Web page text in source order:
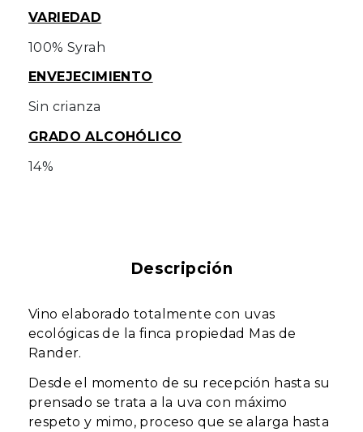
VARIEDAD
100% Syrah
ENVEJECIMIENTO
Sin crianza
GRADO ALCOHÓLICO
14%
Descripción
Vino elaborado totalmente con uvas
ecológicas de la finca propiedad Mas de
Rander.
Desde el momento de su recepción hasta su
prensado se trata a la uva con máximo
respeto y mimo, proceso que se alarga hasta